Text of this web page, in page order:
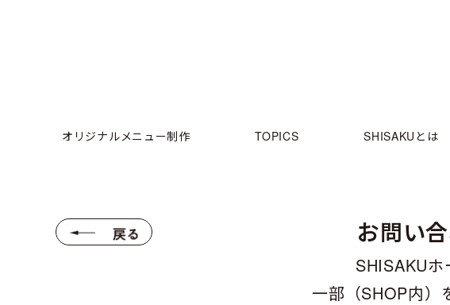
オリジナルメニュー制作 TOPICS SHISAKUとは
お問い
SHISAKUホ
一部（SHOP内）